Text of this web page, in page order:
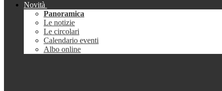
Novità
Panoramica
Le notizie
Le circolari
Calendario eventi
Albo online